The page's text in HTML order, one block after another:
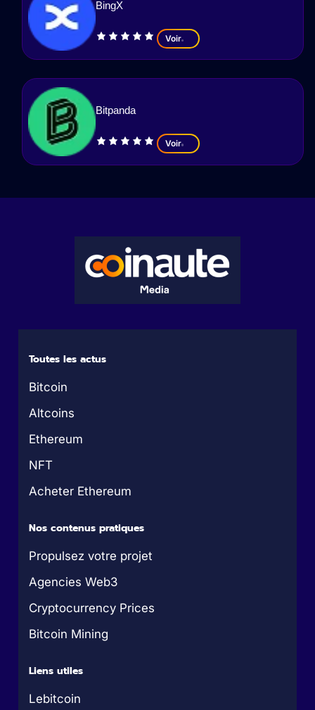
BingX
Voir
Bitpanda
Voir
Toutes les actus
Bitcoin
Altcoins
Ethereum
NFT
Acheter Ethereum
Nos contenus pratiques
Propulsez votre projet
Agencies Web3
Cryptocurrency Prices
Bitcoin Mining
Liens utiles
Lebitcoin